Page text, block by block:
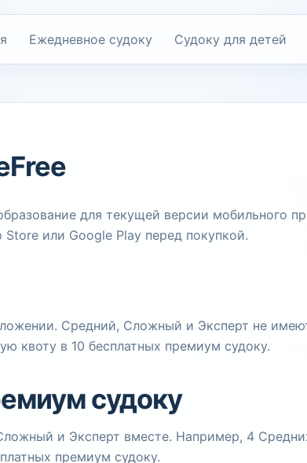
Ежедневное судоку Судоку для детей
для текущей версии мобильного
или Google Play перед покупкой.
Средний, Сложный и Эксперт не
квоту в 10 бесплатных премиум судоку.
судоку
и Эксперт вместе. Например, 4
премиум судоку.